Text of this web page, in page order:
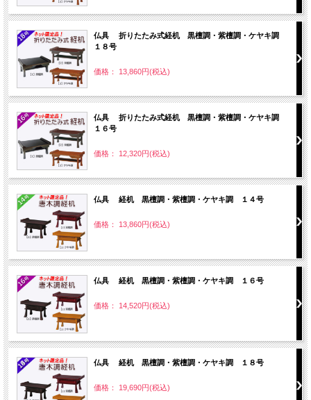
仏具 折りたたみ式経机 黒檀調・紫檀調・ケヤキ調
１８号
価格： 13,860円(税込)
仏具 折りたたみ式経机 黒檀調・紫檀調・ケヤキ調
１６号
価格： 12,320円(税込)
仏具 経机 黒檀調・紫檀調・ケヤキ調 １４号
価格： 13,860円(税込)
仏具 経机 黒檀調・紫檀調・ケヤキ調 １６号
価格： 14,520円(税込)
仏具 経机 黒檀調・紫檀調・ケヤキ調 １８号
価格： 19,690円(税込)